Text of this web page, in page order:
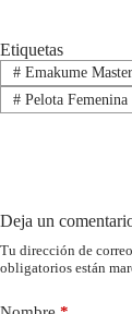
Etiquetas
#Emakume
#Pelota Femenina
Deja un
Tu dirección de
obligatorios están